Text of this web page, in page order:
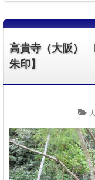
高貴寺（大阪）
朱印】